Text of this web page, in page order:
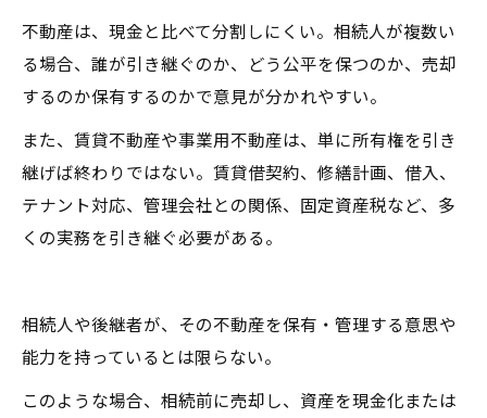
不動産は、現金と比べて分割しにくい。相続人が複数い
る場合、誰が引き継ぐのか、どう公平を保つのか、売却
するのか保有するのかで意見が分かれやすい。
また、賃貸不動産や事業用不動産は、単に所有権を引き
継げば終わりではない。賃貸借契約、修繕計画、借入、
テナント対応、管理会社との関係、固定資産税など、多
くの実務を引き継ぐ必要がある。
相続人や後継者が、その不動産を保有・管理する意思や
能力を持っているとは限らない。
このような場合、相続前に売却し、資産を現金化または